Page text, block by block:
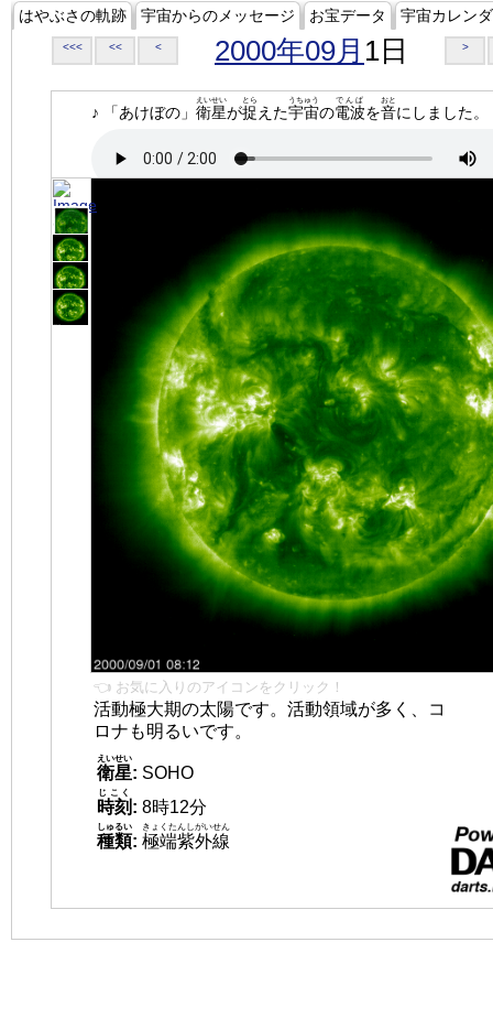
はやぶさの軌跡 宇宙からのメッセージ お宝データ 宇宙カレン
<<< << < 2000年09月 1日 >
♪ 「あけぼの」 衛星
えいせい
が捉
とら
えた宇宙
うちゅう
の電波
でんぱ
を音
おと
にしました。
👈 お気に入りのアイコンをクリック！
活動極大期の太陽です。活動領域が多く、コ
ロナも明るいです。
衛星
えいせい
: SOHO
時刻
じこく
: 8時12分
種類
しゅるい
: 極端紫外線
きょくたんしがいせん